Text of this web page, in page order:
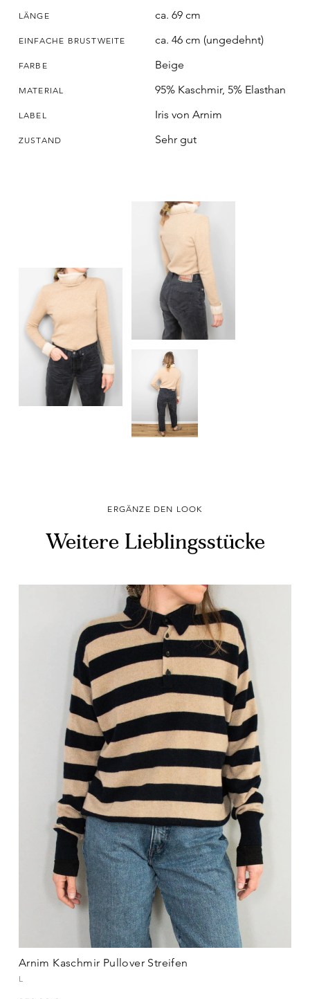
LÄNGE ca. 69 cm
EINFACHE BRUSTWEITE ca. 46 cm (ungedehnt)
FARBE Beige
MATERIAL 95% Kaschmir, 5% Elasthan
LABEL Iris von Arnim
ZUSTAND Sehr gut
ERGÄNZE DEN LOOK
Weitere Lieblingsstücke
Arnim Kaschmir Pullover Streifen
L